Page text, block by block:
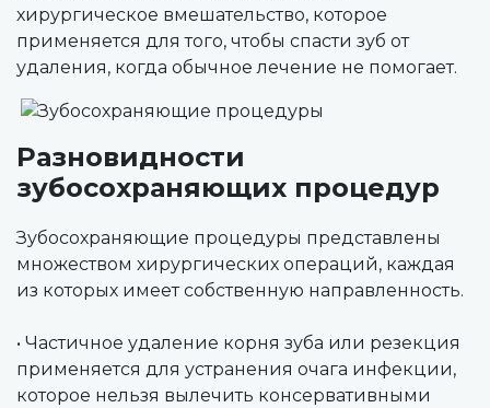
хирургическое вмешательство, которое
применяется для того, чтобы спасти зуб от
удаления, когда обычное лечение не помогает.
Разновидности
зубосохраняющих процедур
Зубосохраняющие процедуры представлены
множеством хирургических операций, каждая
из которых имеет собственную направленность.
• Частичное удаление корня зуба или резекция
применяется для устранения очага инфекции,
которое нельзя вылечить консервативными